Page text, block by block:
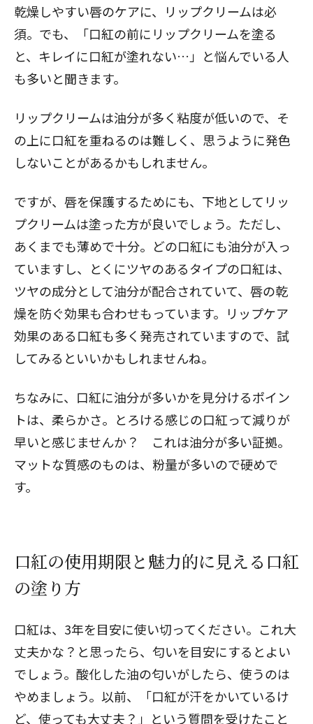
乾燥しやすい唇のケアに、リップクリームは必
須。でも、「口紅の前にリップクリームを塗る
と、キレイに口紅が塗れない…」と悩んでいる人
も多いと聞きます。
リップクリームは油分が多く粘度が低いので、そ
の上に口紅を重ねるのは難しく、思うように発色
しないことがあるかもしれません。
ですが、唇を保護するためにも、下地としてリッ
プクリームは塗った方が良いでしょう。ただし、
あくまでも薄めで十分。どの口紅にも油分が入っ
ていますし、とくにツヤのあるタイプの口紅は、
ツヤの成分として油分が配合されていて、唇の乾
燥を防ぐ効果も合わせもっています。リップケア
効果のある口紅も多く発売されていますので、試
してみるといいかもしれませんね。
ちなみに、口紅に油分が多いかを見分けるポイン
トは、柔らかさ。とろける感じの口紅って減りが
早いと感じませんか？ これは油分が多い証拠。
マットな質感のものは、粉量が多いので硬めで
す。
口紅の使用期限と魅力的に見える口紅
の塗り方
口紅は、3年を目安に使い切ってください。これ大
丈夫かな？と思ったら、匂いを目安にするとよい
でしょう。酸化した油の匂いがしたら、使うのは
やめましょう。以前、「口紅が汗をかいているけ
ど、使っても大丈夫？」という質問を受けたこと